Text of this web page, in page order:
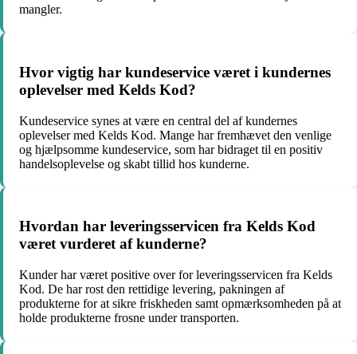
mangler.
Hvor vigtig har kundeservice været i kundernes
oplevelser med Kelds Kod?
Kundeservice synes at være en central del af kundernes
oplevelser med Kelds Kod. Mange har fremhævet den venlige
og hjælpsomme kundeservice, som har bidraget til en positiv
handelsoplevelse og skabt tillid hos kunderne.
Hvordan har leveringsservicen fra Kelds Kod
været vurderet af kunderne?
Kunder har været positive over for leveringsservicen fra Kelds
Kod. De har rost den rettidige levering, pakningen af
produkterne for at sikre friskheden samt opmærksomheden på at
holde produkterne frosne under transporten.